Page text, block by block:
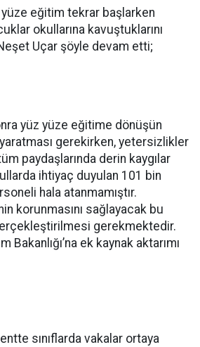
yüze eğitim tekrar başlarken
okullarına kavuştuklarını
Uçar şöyle devam etti;
yüz yüze eğitime dönüşün
gerekirken, yetersizlikler
paydaşlarında derin kaygılar
ihtiyaç duyulan 101 bin
hala atanmamıştır.
korunmasını sağlayacak bu
gerekmektedir.
ek kaynak aktarımı
sınıflarda vakalar ortaya